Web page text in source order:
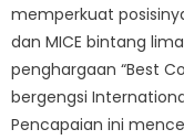
memperkuat
dan MICE bintang
penghargaan “Best
bergengsi
Pencapaian ini